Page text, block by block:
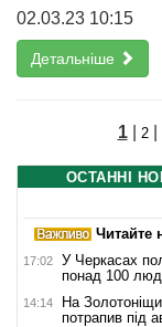
02.03.23 10:15
Детальніше
1| 2|
ОСТАННІ
Читайте
17:02
У Черкасах
понад 100
14:14
На
потрапив під